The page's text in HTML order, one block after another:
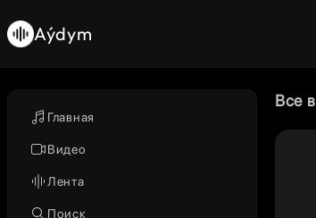
Главная
Видео
Лента
Поиск
Aýdym
Все